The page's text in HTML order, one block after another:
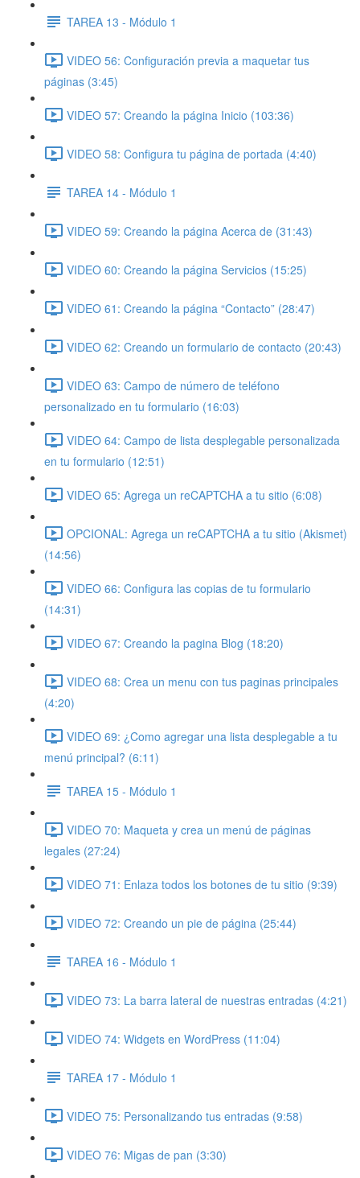
TAREA 13 - Módulo 1
VIDEO 56: Configuración previa a maquetar tus
páginas (3:45)
VIDEO 57: Creando la página Inicio (103:36)
VIDEO 58: Configura tu página de portada (4:40)
TAREA 14 - Módulo 1
VIDEO 59: Creando la página Acerca de (31:43)
VIDEO 60: Creando la página Servicios (15:25)
VIDEO 61: Creando la página “Contacto” (28:47)
VIDEO 62: Creando un formulario de contacto (20:43)
VIDEO 63: Campo de número de teléfono
personalizado en tu formulario (16:03)
VIDEO 64: Campo de lista desplegable personalizada
en tu formulario (12:51)
VIDEO 65: Agrega un reCAPTCHA a tu sitio (6:08)
OPCIONAL: Agrega un reCAPTCHA a tu sitio (Akismet)
(14:56)
VIDEO 66: Configura las copias de tu formulario
(14:31)
VIDEO 67: Creando la pagina Blog (18:20)
VIDEO 68: Crea un menu con tus paginas principales
(4:20)
VIDEO 69: ¿Como agregar una lista desplegable a tu
menú principal? (6:11)
TAREA 15 - Módulo 1
VIDEO 70: Maqueta y crea un menú de páginas
legales (27:24)
VIDEO 71: Enlaza todos los botones de tu sitio (9:39)
VIDEO 72: Creando un pie de página (25:44)
TAREA 16 - Módulo 1
VIDEO 73: La barra lateral de nuestras entradas (4:21)
VIDEO 74: Widgets en WordPress (11:04)
TAREA 17 - Módulo 1
VIDEO 75: Personalizando tus entradas (9:58)
VIDEO 76: Migas de pan (3:30)